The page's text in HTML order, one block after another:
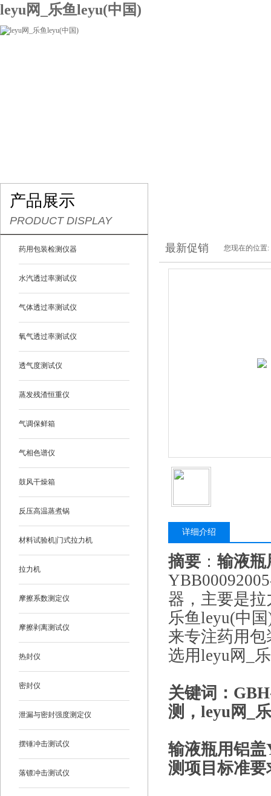
leyu网_乐鱼leyu(中国)
产品展示
PRODUCT DISPLAY
药用包装检测仪器
水汽透过率测试仪
气体透过率测试仪
氧气透过率测试仪
透气度测试仪
蒸发残渣恒重仪
气调保鲜箱
气相色谱仪
鼓风干燥箱
反压高温蒸煮锅
材料试验机|门式拉力机
拉力机
摩擦系数测定仪
摩擦剥离测试仪
热封仪
密封仪
泄漏与密封强度测定仪
摆锤冲击测试仪
落镖冲击测试仪
最新促销 您现在的位置:
详细介绍
摘要 ： 输液瓶
器，主要是
乐鱼leyu(中
来专注药用
选用leyu网_
关键词：
测，leyu网_
输液瓶用铝盖
测项目标准要